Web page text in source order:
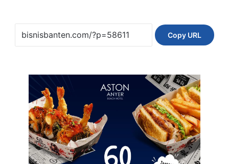
Copy URL